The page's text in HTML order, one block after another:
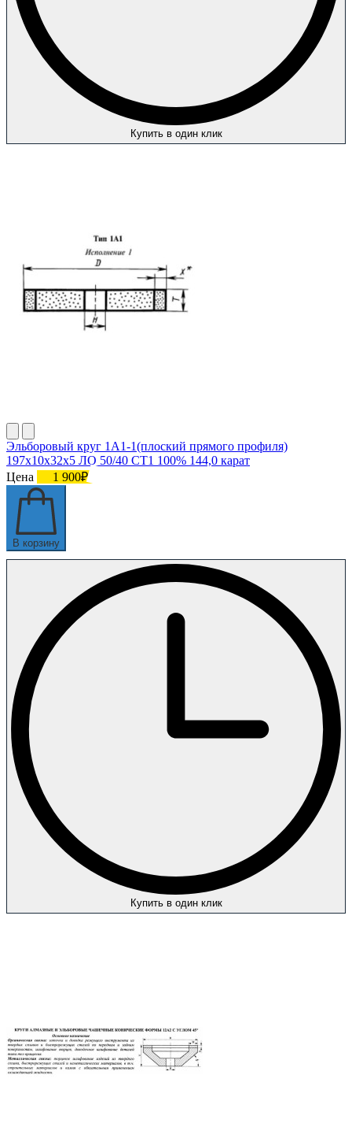
Купить в один клик
Эльборовый круг 1А1-1(плоский прямого профиля)
197х10х32х5 ЛО 50/40 СТ1 100% 144,0 карат
Цена
1 900₽
В корзину
Купить в один клик